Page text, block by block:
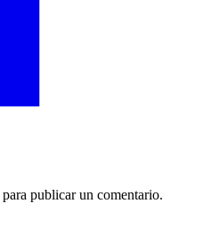
para publicar un comentario.